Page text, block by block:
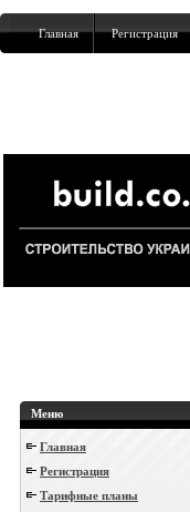
Главная Регистрация
Меню
Главная
Регистрация
Тарифные планы